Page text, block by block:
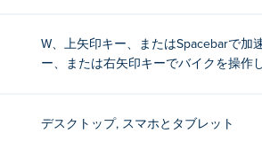
Dまたは左右の矢印キーを使って前方
によって作成されました。これは同
W、上矢印キー、またはSpacebarで加
ー、または右矢印キーでバイクを操作
デスクトップ, スマホとタブレット